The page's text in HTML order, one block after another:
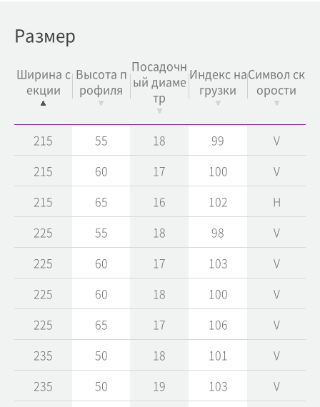
Размер
Ширина с
екции
Высота п
рофиля
Посадочн
ый диаме
тр
Индекс на
грузки
Символ ск
орости
215 55 18 99
V
215
60 17 100
V
215
65 16 102
H
225
55 18 98
V
225
60 17 103
V
225
60 18 100
V
225
65 17 106
V
235
50 18 101
V
235
50 19 103
V